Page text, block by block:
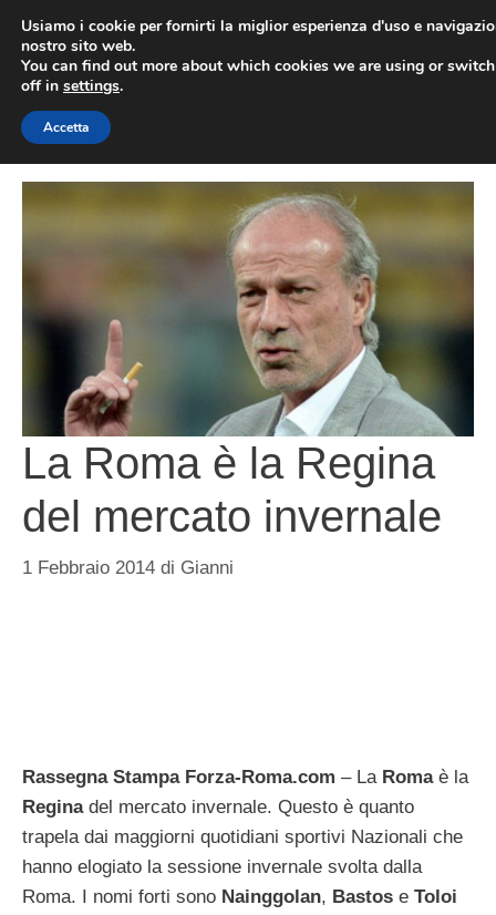
contenuto
La Roma è la Regina
del mercato invernale
1 Febbraio 2014 di Gianni
Rassegna Stampa Forza-Roma.com – La Romaè la
Reginadel mercato invernale. Questo è quanto
trapela dai maggiorni quotidiani sportivi Nazionali che
hanno elogiato la sessione invernale svolta dalla
Roma. I nomi forti sono Nainggolan, Bastos e Toloi
Usiamo i cookie per fornirti la miglior esperienza d'uso e
nostro sito web.
You can find out more about which cookies we are using or
off in settings.
Accetta